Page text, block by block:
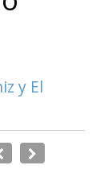
y El